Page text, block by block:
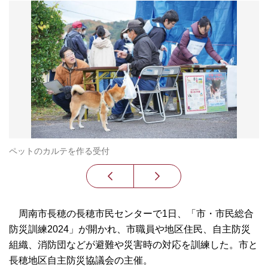
ペットのカルテを作る受付
周南市長穂の長穂市民センターで1日、「市・市民総合
防災訓練2024」が開かれ、市職員や地区住民、自主防災
組織、消防団などが避難や災害時の対応を訓練した。市と
長穂地区自主防災協議会の主催。